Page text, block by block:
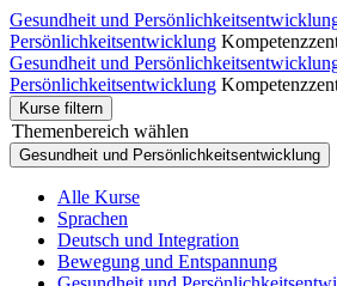
Gesundheit und
Persönlichkeitsentwicklung
Gesundheit und
Persönlichkeitsentwicklung
Kurse filtern
Themenbereich wählen
Gesundheit und Persönlichkeitsentwicklung
Alle Kurse
Sprachen
Deutsch und Integration
Bewegung und Entspannung